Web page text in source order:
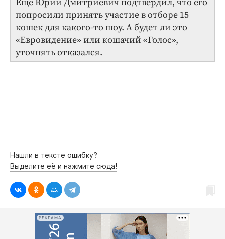
Ещё Юрий Дмитриевич подтвердил, что его
попросили принять участие в отборе 15
кошек для какого-то шоу. А будет ли это
«Евровидение» или кошачий «Голос»,
уточнять отказался.
Нашли в тексте ошибку?
Выделите её и нажмите сюда!
РЕКЛАМА